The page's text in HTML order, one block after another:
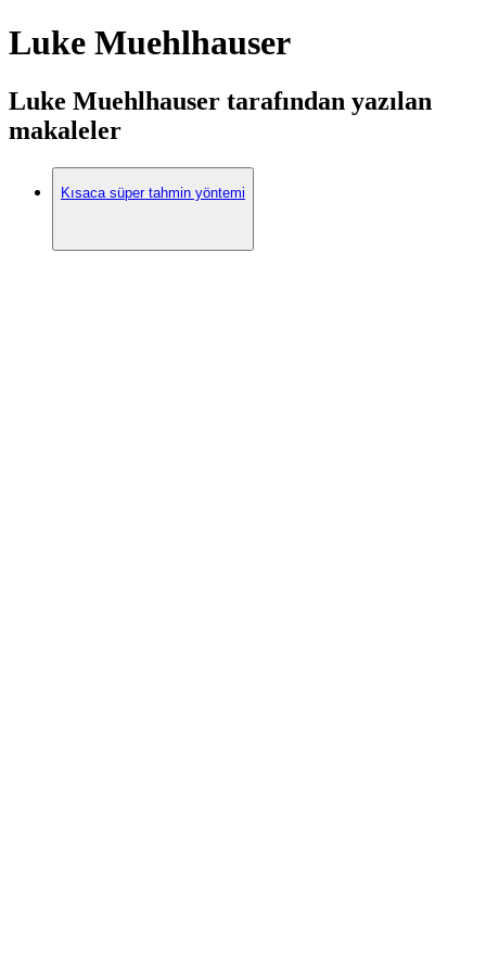
Luke Muehlhauser
Luke Muehlhauser tarafından yazılan
makaleler
Kısaca süper tahmin yöntemi